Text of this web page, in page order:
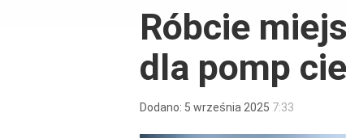
Róbcie
dla pomp
Dodano: 5 września 2025 7:33